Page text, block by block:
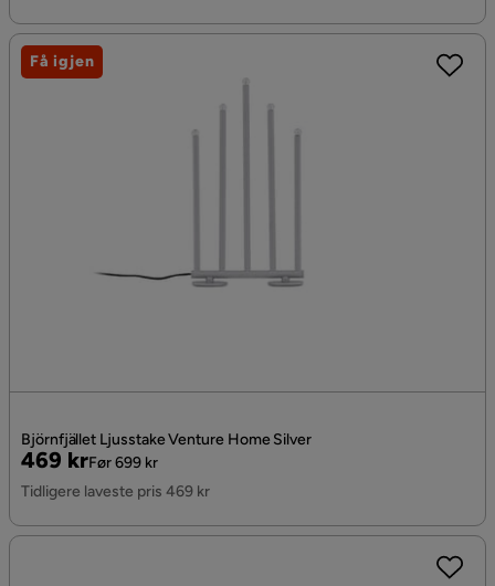
Björnfjället Ljusstake Venture Home Silver
Pris
469 kr
Original
Pris
Før 699 kr
Tidligere laveste pris 469 kr
Få igjen